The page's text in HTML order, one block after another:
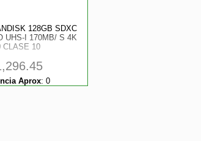
128GB SDXC
UHS-I 170MB/ S 4K
CLASE 10
Aprox: 0